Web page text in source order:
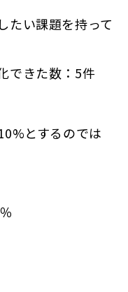
たい課題を持って
できた数：5件
とするのでは